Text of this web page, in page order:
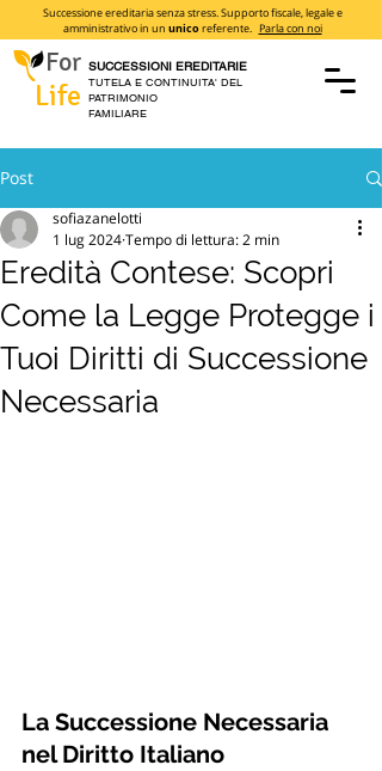
For
Life
SUCCESSIONI EREDITARIE
TUTELA E CONTINUITA' DEL
PATRIMONIO
FAMILIARE
Successione ereditaria senza stress. Supporto fiscale, legale e
amministrativo in un unicoreferente. Parla con noi
Post
Eredità Contese: Scopri
Come la Legge Protegge i
Tuoi Diritti di Successione
Necessaria
sofiazanelotti
1 lug 2024Tempo di lettura: 2 min
La Successione Necessaria
nel Diritto Italiano